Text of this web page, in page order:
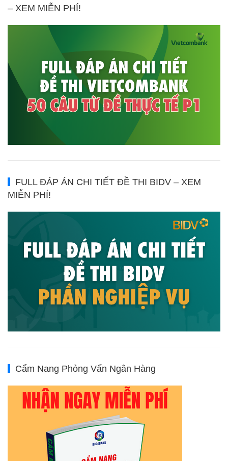
– XEM MIỄN PHÍ!
FULL ĐÁP ÁN CHI TIẾT ĐỀ THI BIDV – XEM
MIỄN PHÍ!
Cẩm Nang Phỏng Vấn Ngân Hàng